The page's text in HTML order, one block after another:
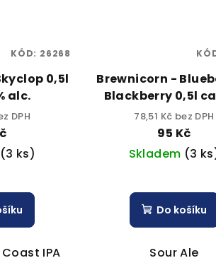
0,5l
alc.
DPH
(3 ks)
IPA
KÓD: 26268
Brewnicorn -
Blackberry 0,5l
alc.
78,51 Kč bez DPH
95 Kč
Skladem (3
Do košíku
Sour Ale